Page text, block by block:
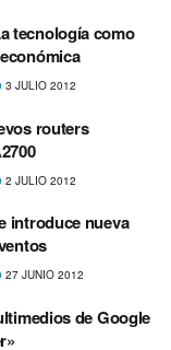
tecnologí­a como
3 JULIO 2012
routers
2 JULIO 2012
introduce nueva
27 JUNIO 2012
de Google